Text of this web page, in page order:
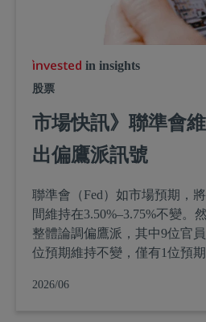
in insights
股票
市場快訊》聯準會
出偏鷹派訊號
聯準會（Fed）如市場預期，
間維持在3.50%–3.75%不變。
整體論調偏鷹派，其中9位官
位預期維持不變，僅有1位預期
2026/06